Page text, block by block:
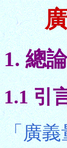
1. 總論
1.1 引
「廣義